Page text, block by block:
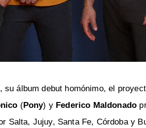
, su álbum debut homónimo, el
(Pony) y Federico Maldonado
Salta, Jujuy, Santa Fe, Córdoba y